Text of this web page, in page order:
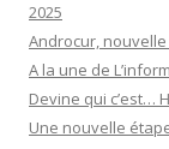
2025
Androcur,
A la une de
Devine qui c’est…
Une nouvelle